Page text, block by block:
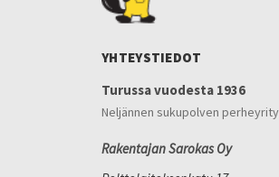
YHTEYSTIEDOT
Turussa vuodesta 1936
Neljännen sukupolven
Rakentajan Sarokas Oy